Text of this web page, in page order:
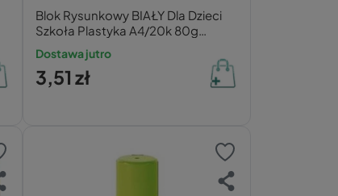
Blok Rysunkowy BIAŁY Dla Dzieci
Szkoła Plastyka A4/20k 80g
Interdruk
Dostawa jutro
3,51 zł